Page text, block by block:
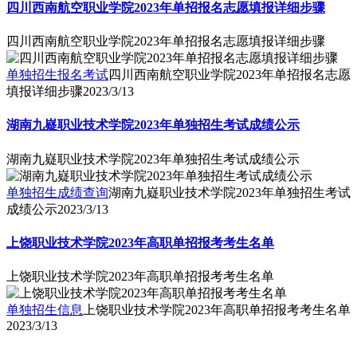
四川西南航空职业学院2023年单招报名志愿填报详细步骤
四川西南航空职业学院2023年单招报名志愿填报详细步骤
单独招生报名考试四川西南航空职业学院2023年单招报名志愿
填报详细步骤2023/3/13
湖南九嶷职业技术学院2023年单独招生考试成绩公示
湖南九嶷职业技术学院2023年单独招生考试成绩公示
单独招生成绩查询湖南九嶷职业技术学院2023年单独招生考试
成绩公示2023/3/13
上饶职业技术学院2023年高职单招报考考生名单
上饶职业技术学院2023年高职单招报考考生名单
单独招生信息 上饶职业技术学院2023年高职单招报考考生名单
2023/3/13